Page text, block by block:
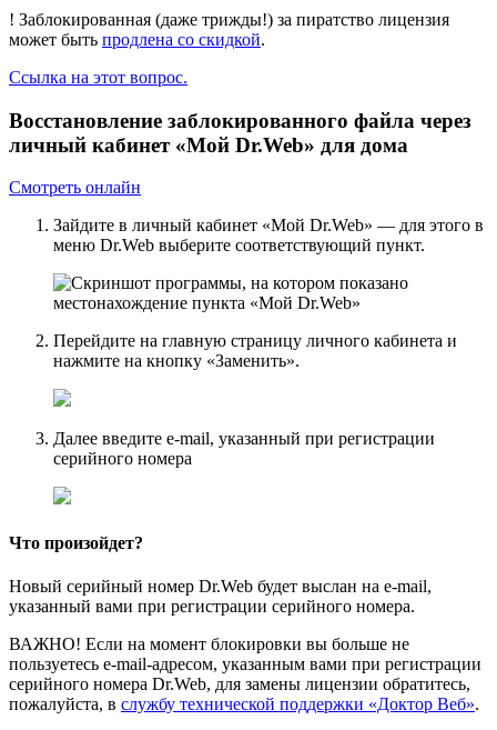
! Заблокированная (даже трижды!) за пиратство лицензия
может быть продлена со скидкой.
Ссылка на этот вопрос.
Восстановление заблокированного файла через
личный кабинет «Мой Dr.Web» для дома
Смотреть онлайн
Зайдите в личный кабинет «Мой Dr.Web» — для этого в
меню Dr.Web выберите соответствующий пункт.
Перейдите на главную страницу личного кабинета и
нажмите на кнопку «Заменить».
Далее введите e-mail, указанный при регистрации
серийного номера
Что произойдет?
Новый серийный номер Dr.Web будет выслан на e-mail,
указанный вами при регистрации серийного номера.
ВАЖНО! Если на момент блокировки вы больше не
пользуетесь e-mail-адресом, указанным вами при регистрации
серийного номера Dr.Web, для замены лицензии обратитесь,
пожалуйста, в службу технической поддержки «Доктор Веб».